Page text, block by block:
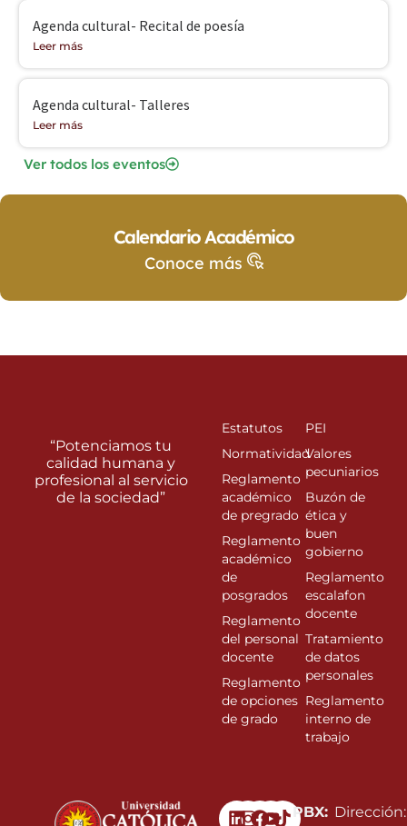
Agenda cultural- Recital de poesía
Leer más
Agenda cultural- Talleres
Leer más
Ver todos los eventos
Calendario Académico
Conoce más
Linkedin
Instagram
Facebook
Youtube
PBX: Dirección:
“Potenciamos tu
calidad humana y
profesional al servicio
de la sociedad”
Estatutos
Normatividad
Reglamento
académico
de pregrado
Reglamento
académico
de
posgrados
Reglamento
del personal
docente
Reglamento
de opciones
de grado
PEI
Valores
pecuniarios
Buzón de
ética y
buen
gobierno
Reglamento
escalafon
docente
Tratamiento
de datos
personales
Reglamento
interno de
trabajo